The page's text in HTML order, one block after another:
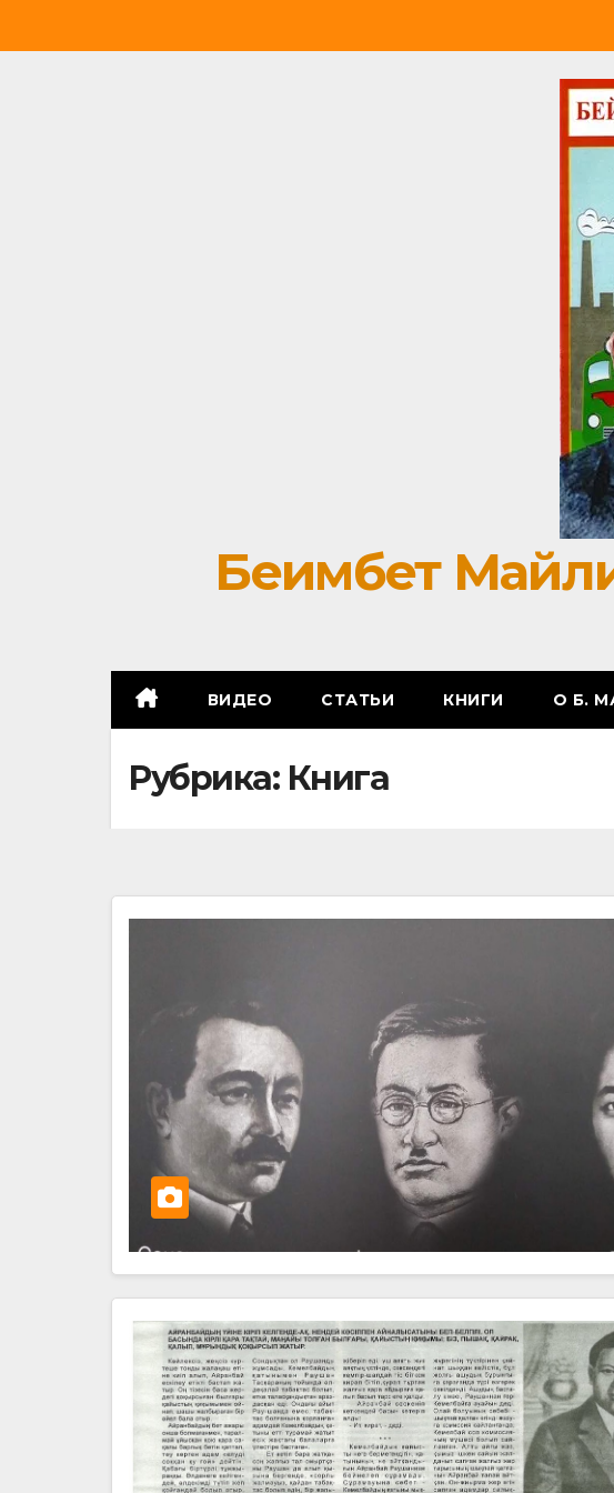
к
Беимбет
ВИДЕО СТАТЬИ КНИГИ О Б.
Рубрика: Книга